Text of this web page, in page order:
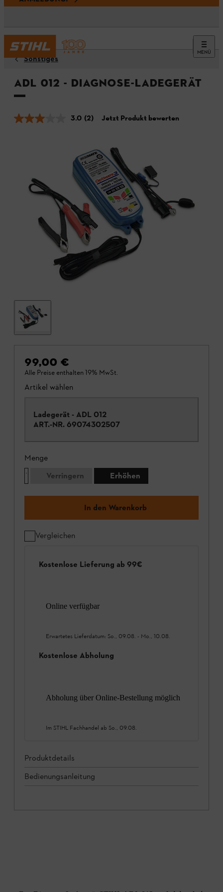
MENÜ
Sonstiges
ADL 012 - Diagnose-Ladegerät
3.0 (2) Jetzt Produkt bewerten
99,00 €
Alle Preise enthalten 19% MwSt.
Artikel wählen
Ladegerät - ADL 012
ART.-NR. 69074302507
Menge
Verringern
Erhöhen
In den Warenkorb
Vergleichen
Kostenlose Lieferung ab 99€
Online verfügbar
Erwartetes Lieferdatum: So., 09.08. - Mo., 10.08.
Kostenlose Abholung
Abholung über Online-Bestellung möglich
Im STIHL Fachhandel ab So., 09.08.
Produktdetails
Bedienungsanleitung